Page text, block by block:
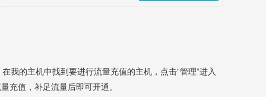
在我的主机中找到要进行流量充值的主机，点击“管理”进入
充值，补足流量后即可开通。